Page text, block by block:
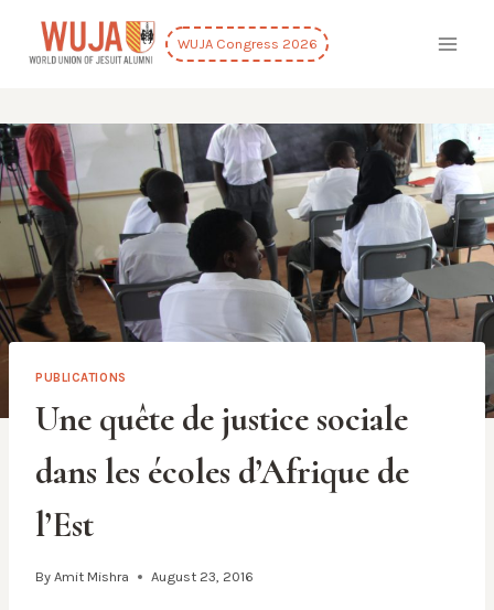
content
WUJA Congress 2026
PUBLICATIONS
Une quête de justice sociale
dans les écoles d’Afrique de
l’Est
By Amit Mishra August 23, 2016